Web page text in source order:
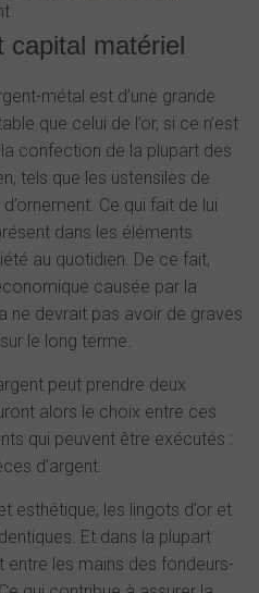
capital matériel
métal est d’une grande
que celui de l’or, si ce n’est
confection de la plupart des
tels que les ustensiles de
Ce qui fait de lui
dans les éléments
au quotidien. De ce fait,
causée par la
ne devrait pas avoir de graves
le long terme.
peut prendre deux
alors le choix entre ces
qui peuvent être exécutés :
d’argent.
esthétique, les lingots d’or et
Et dans la plupart
les mains des fondeurs-